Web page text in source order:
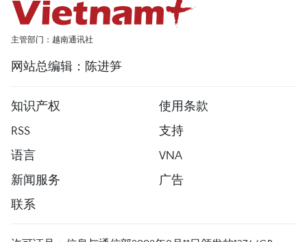
主管部门：越南通讯社
网站总编辑：陈进笋
知识产权
使用条款
RSS
支持
语言
VNA
新闻服务
广告
联系